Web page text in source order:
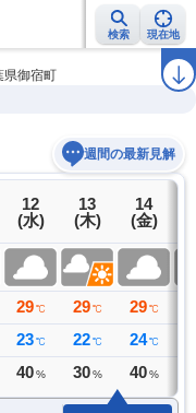
検索 現在地
・注意報 ラ
県御宿町
週間の最新見解
12
(水)
29 ℃
23 ℃
40 %
13
(木)
29 ℃
22 ℃
30 %
14
(金)
29 ℃
24 ℃
40 %